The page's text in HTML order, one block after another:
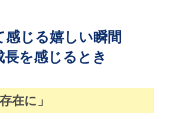
感じる嬉しい瞬間
を感じるとき
在に」